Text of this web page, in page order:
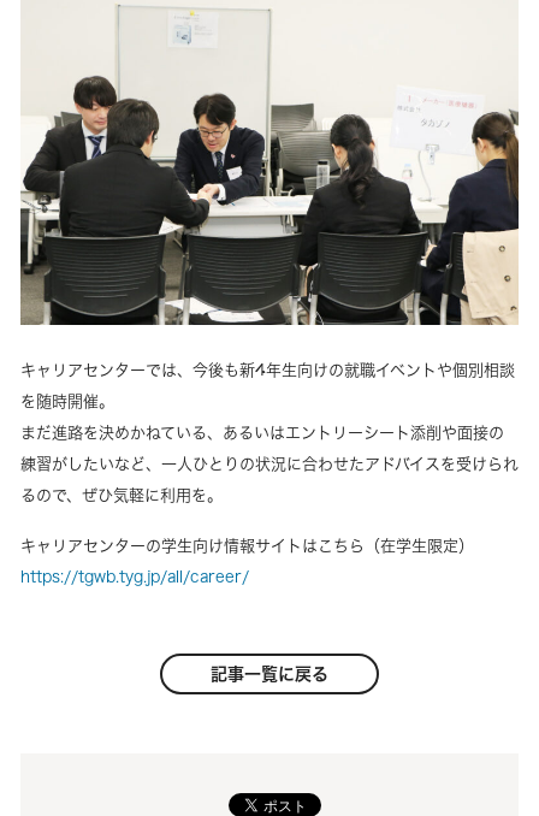
キャリアセンターでは、今後も新4年生向けの就職イベントや個別相談
を随時開催。
まだ進路を決めかねている、あるいはエントリーシート添削や面接の
練習がしたいなど、一人ひとりの状況に合わせたアドバイスを受けられ
るので、ぜひ気軽に利用を。
キャリアセンターの学生向け情報サイトはこちら（在学生限定）
https://tgwb.tyg.jp/all/career/
記事一覧に戻る